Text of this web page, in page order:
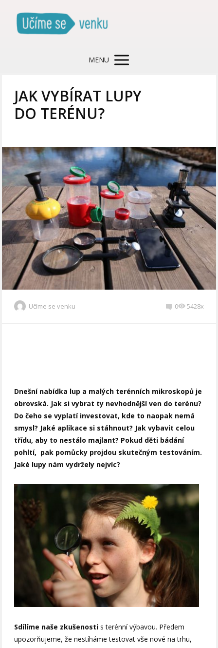
MENU
JAK VYBÍRAT LUPY
DO TERÉNU?
Učíme se venku 0 5428x
Dnešní nabídka lup a malých terénních mikroskopů je
obrovská. Jak si vybrat ty nevhodnější ven do terénu?
Do čeho se vyplatí investovat, kde to naopak nemá
smysl? Jaké aplikace si stáhnout? Jak vybavit celou
třídu, aby to nestálo majlant? Pokud děti bádání
pohltí, pak pomůcky projdou skutečným testováním.
Jaké lupy nám vydržely nejvíc?
Sdílíme naše zkušenosti s terénní výbavou. Předem
upozorňujeme, že nestíháme testovat vše nové na trhu,